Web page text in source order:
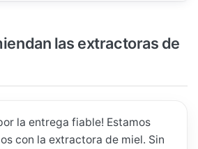
las extractoras de
la entrega fiable! Estamos
con la extractora de miel. Sin